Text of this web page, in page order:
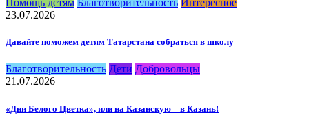
Помощь детям Благотворительность Интересное
23.07.2026
Давайте поможем детям Татарстана собраться в школу
Благотворительность Дети Добровольцы
21.07.2026
«Дни Белого Цветка», или на Казанскую – в Казань!